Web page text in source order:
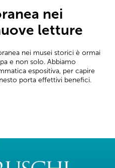
nei
letture
nei musei storici è ormai
e non solo. Abbiamo
espositiva, per capire
porta effettivi benefici.